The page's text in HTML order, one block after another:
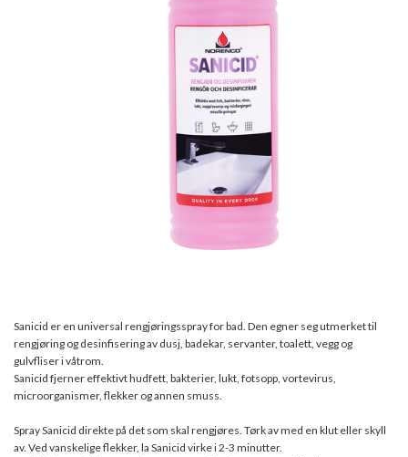
Sanicid er en universal rengjøringsspray for bad. Den egner seg utmerket til
rengjøring og desinfisering av dusj, badekar, servanter, toalett, vegg og
gulvfliser i våtrom.
Sanicid fjerner effektivt hudfett, bakterier, lukt, fotsopp, vortevirus,
microorganismer, flekker og annen smuss.
Spray Sanicid direkte på det som skal rengjøres. Tørk av med en klut eller skyll
av. Ved vanskelige flekker, la Sanicid virke i 2-3 minutter.